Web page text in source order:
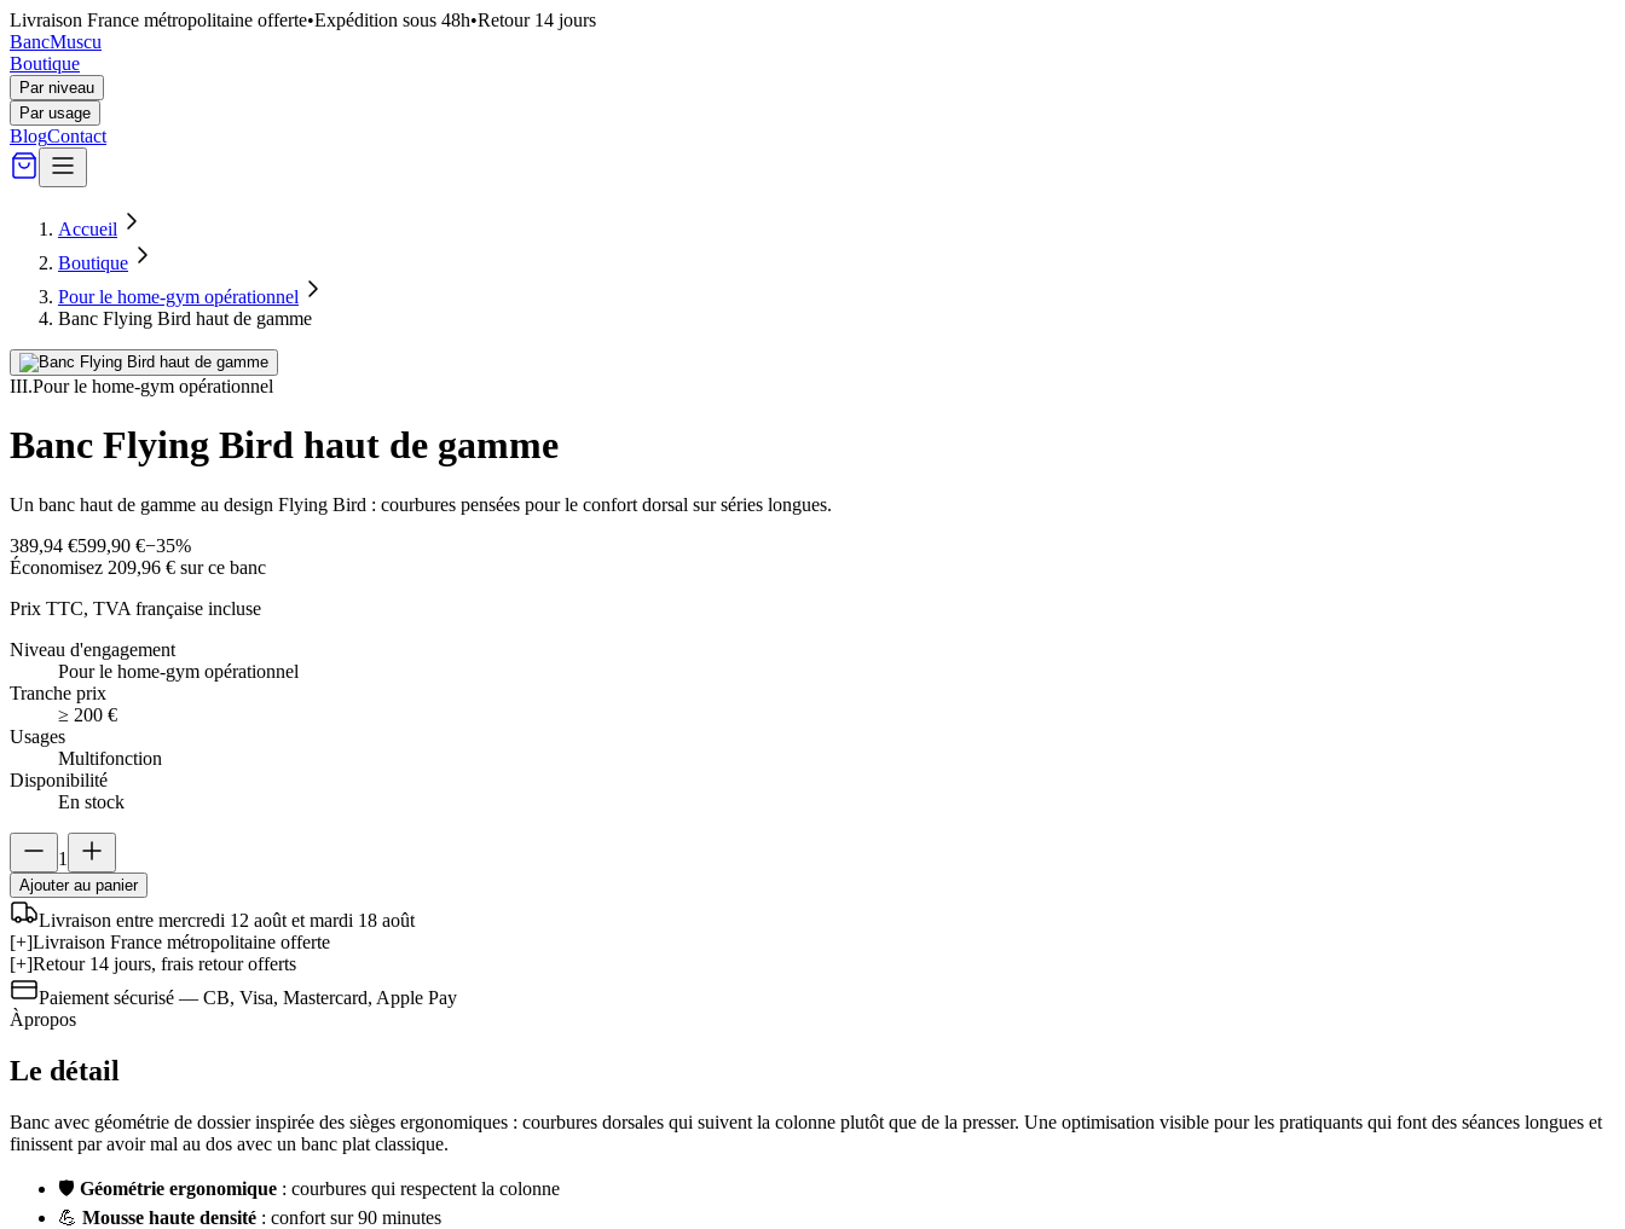
Livraison France métropolitaine offerte•Expédition sous 48h•Retour 14 jours
BancMuscu
Boutique
Par niveau
Par usage
BlogContact
Accueil
Boutique
Pour le home-gym opérationnel
Banc Flying Bird haut de gamme
III.Pour le home-gym opérationnel
Banc Flying Bird haut de gamme
Un banc haut de gamme au design Flying Bird : courbures pensées pour le confort dorsal sur séries longues.
389,94 €599,90 €−35%
Économisez 209,96 € sur ce banc
Prix TTC, TVA française incluse
Niveau d'engagement
Pour le home-gym opérationnel
Tranche prix
≥ 200 €
Usages
Multifonction
Disponibilité
En stock
1
Ajouter au panier
Livraison entre mercredi 12 août et mardi 18 août
[+]Livraison France métropolitaine offerte
[+]Retour 14 jours, frais retour offerts
Paiement sécurisé — CB, Visa, Mastercard, Apple Pay
Àpropos
Le détail
Banc avec géométrie de dossier inspirée des sièges ergonomiques : courbures dorsales qui suivent la colonne plutôt que de la presser. Une optimisation visible pour les pratiquants qui font des séances longues et
finissent par avoir mal au dos avec un banc plat classique.
🛡️ Géométrie ergonomique : courbures qui respectent la colonne
💪 Mousse haute densité : confort sur 90 minutes